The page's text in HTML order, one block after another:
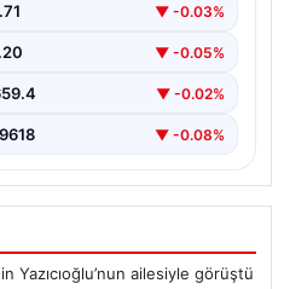
▼ -0.03%
▼ -0.05%
▼ -0.02%
▼ -0.08%
Yazıcıoğlu’nun ailesiyle görüştü